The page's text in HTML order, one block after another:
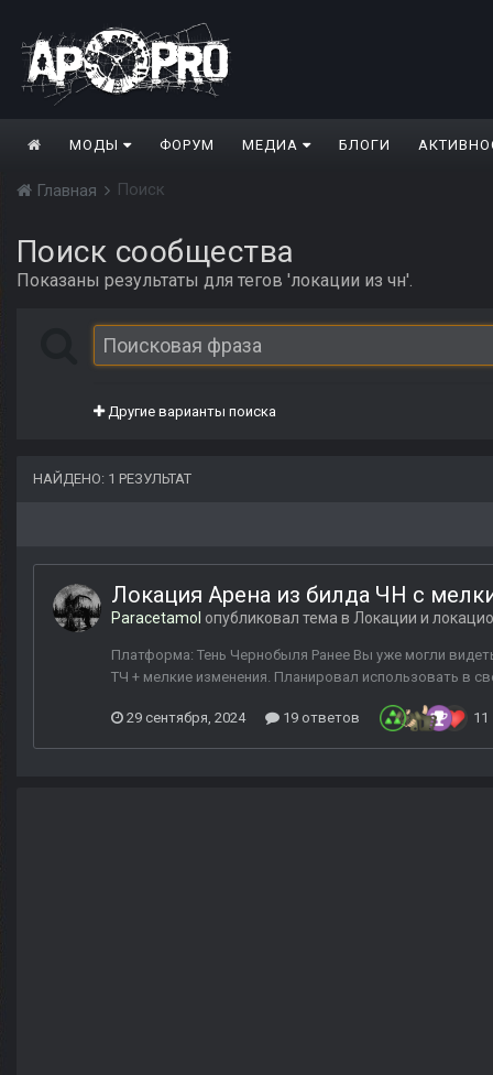
МОДЫ ФОРУМ МЕДИА БЛОГИ
Главная Поиск
Поиск сообщества
Показаны результаты для тегов 'локации из чн'.
Другие варианты поиска
НАЙДЕНО: 1 РЕЗУЛЬТАТ
Локация Арена из билда ЧН с
Paracetamol опубликовал тема в Локации и
Платформа: Тень Чернобыля Ранее Вы уже могли
ТЧ + мелкие изменения. Планировал использовать в
29 сентября, 2024 19 ответов 11